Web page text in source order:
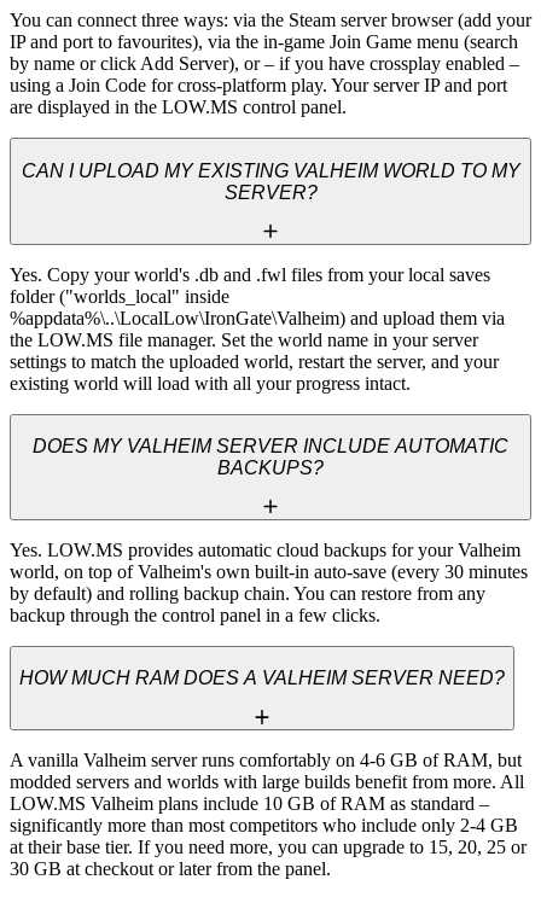
You can connect three ways: via the Steam server browser (add your
IP and port to favourites), via the in-game Join Game menu (search
by name or click Add Server), or – if you have crossplay enabled –
using a Join Code for cross-platform play. Your server IP and port
are displayed in the LOW.MS control panel.
CAN I UPLOAD MY EXISTING VALHEIM WORLD TO MY
SERVER?
Yes. Copy your world's .db and .fwl files from your local saves
folder ("worlds_local" inside
%appdata%\..\LocalLow\IronGate\Valheim) and upload them via
the LOW.MS file manager. Set the world name in your server
settings to match the uploaded world, restart the server, and your
existing world will load with all your progress intact.
DOES MY VALHEIM SERVER INCLUDE AUTOMATIC
BACKUPS?
Yes. LOW.MS provides automatic cloud backups for your Valheim
world, on top of Valheim's own built-in auto-save (every 30 minutes
by default) and rolling backup chain. You can restore from any
backup through the control panel in a few clicks.
HOW MUCH RAM DOES A VALHEIM SERVER NEED?
A vanilla Valheim server runs comfortably on 4-6 GB of RAM, but
modded servers and worlds with large builds benefit from more. All
LOW.MS Valheim plans include 10 GB of RAM as standard –
significantly more than most competitors who include only 2-4 GB
at their base tier. If you need more, you can upgrade to 15, 20, 25 or
30 GB at checkout or later from the panel.